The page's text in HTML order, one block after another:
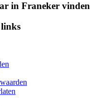
in Franeker vinden